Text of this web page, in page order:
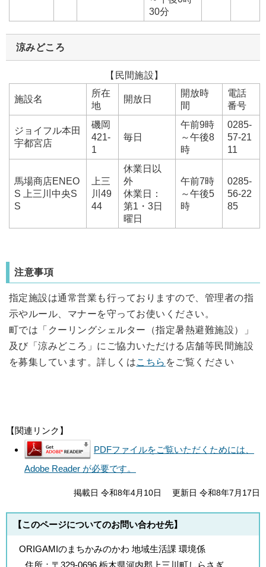
30分
涼みどころ
【民間施設】
施設名
所在
地
開放日
開放時
間
電話
番号
ジョイフル本田
宇都宮店
磯岡
421-
1
毎日
午前9時
～午後8
時
0285-
57-21
11
馬場商店ENEO
S 上三川中央S
S
上三
川49
44
休業日以
外
休業日：
第1・3日
曜日
午前7時
～午後5
時
0285-
56-22
85
注意事項
指定施設は通常営業も行っておりますので、管理者の指
示やルール、マナーを守ってお使いください。
町では「クーリングシェルター（指定暑熱避難施設）」
及び「涼みどころ」にご協力いただける店舗等民間施設
を募集しています。詳しくは こちら をご覧ください
【関連リンク】
PDFファイルをご覧いただくためには、
Adobe Reader が必要です。
掲載日 令和8年4月10日 更新日 令和8年7月17日
【このページについてのお問い合わせ先】
ORIGAMIのまちかみのかわ 地域生活課 環境係
住所： 〒329-0696 栃木県河内郡上三川町しらさぎ